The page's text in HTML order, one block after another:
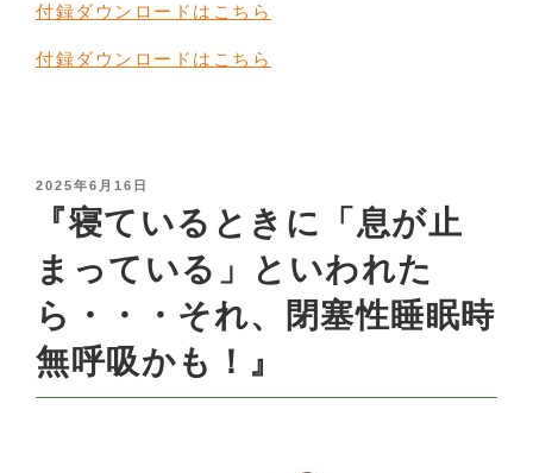
付録ダウンロードはこちら
付録ダウンロードはこちら
POSTED
ON
2025年6月16日
『寝ているときに「息が止
まっている」といわれた
ら・・・それ、閉塞性睡眠時
無呼吸かも！』